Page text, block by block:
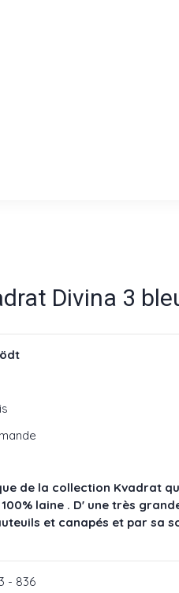
Divina 3
de la collection Kvadrat
laine . D' une très
et canapés et par sa
- 836